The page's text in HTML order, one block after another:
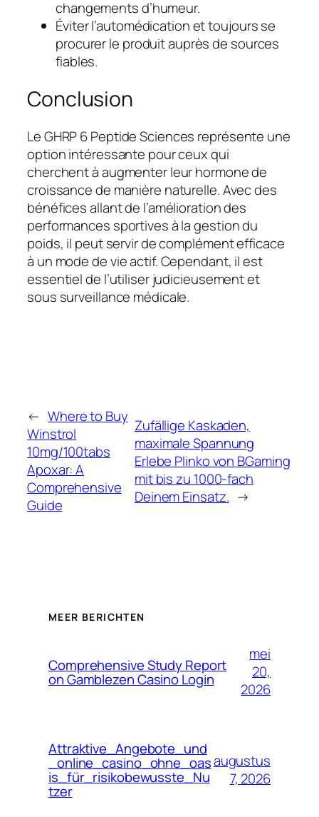
changements d’humeur.
Éviter l’automédication et toujours se
procurer le produit auprès de sources
fiables.
Conclusion
Le GHRP 6 Peptide Sciences représente une
option intéressante pour ceux qui
cherchent à augmenter leur hormone de
croissance de manière naturelle. Avec des
bénéfices allant de l’amélioration des
performances sportives à la gestion du
poids, il peut servir de complément efficace
à un mode de vie actif. Cependant, il est
essentiel de l’utiliser judicieusement et
sous surveillance médicale.
← Where to Buy
Winstrol
10mg/100tabs
Apoxar: A
Comprehensive
Guide
Zufällige Kaskaden,
maximale Spannung
Erlebe Plinko von BGaming
mit bis zu 1000-fach
Deinem Einsatz. →
MEER BERICHTEN
Comprehensive Study Report
on Gamblezen Casino Login
mei
20,
2026
Attraktive_Angebote_und
_online_casino_ohne_oas
is_für_risikobewusste_Nu
tzer
augustus
7, 2026